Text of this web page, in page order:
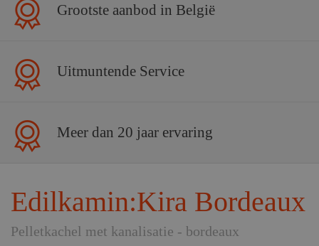
Grootste aanbod in België
Uitmuntende Service
Meer dan 20 jaar ervaring
Edilkamin:Kira Bordeaux
Pelletkachel met kanalisatie - bordeaux